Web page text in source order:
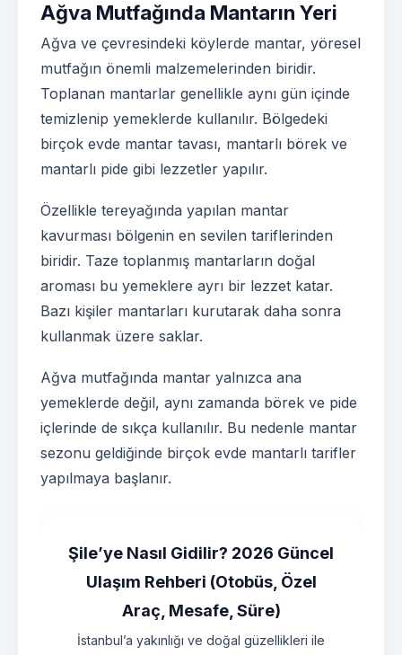
Ağva Mutfağında Mantarın Yeri
Ağva ve çevresindeki köylerde mantar, yöresel
mutfağın önemli malzemelerinden biridir.
Toplanan mantarlar genellikle aynı gün içinde
temizlenip yemeklerde kullanılır. Bölgedeki
birçok evde mantar tavası, mantarlı börek ve
mantarlı pide gibi lezzetler yapılır.
Özellikle tereyağında yapılan mantar
kavurması bölgenin en sevilen tariflerinden
biridir. Taze toplanmış mantarların doğal
aroması bu yemeklere ayrı bir lezzet katar.
Bazı kişiler mantarları kurutarak daha sonra
kullanmak üzere saklar.
Ağva mutfağında mantar yalnızca ana
yemeklerde değil, aynı zamanda börek ve pide
içlerinde de sıkça kullanılır. Bu nedenle mantar
sezonu geldiğinde birçok evde mantarlı tarifler
yapılmaya başlanır.
Şile’ye Nasıl Gidilir? 2026 Güncel
Ulaşım Rehberi (Otobüs, Özel
Araç, Mesafe, Süre)
İstanbul’a yakınlığı ve doğal güzellikleri ile